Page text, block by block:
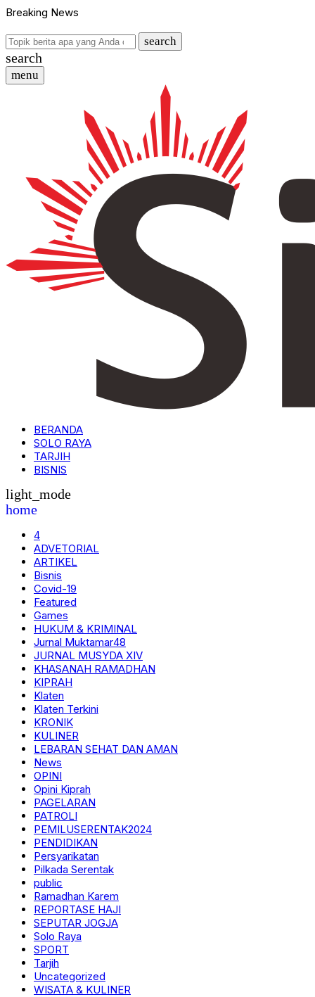
Breaking News
search
search
menu
BERANDA
SOLO RAYA
TARJIH
BISNIS
light_mode
home
4
ADVETORIAL
ARTIKEL
Bisnis
Covid-19
Featured
Games
HUKUM & KRIMINAL
Jurnal Muktamar48
JURNAL MUSYDA XIV
KHASANAH RAMADHAN
KIPRAH
Klaten
Klaten Terkini
KRONIK
KULINER
LEBARAN SEHAT DAN AMAN
News
OPINI
Opini Kiprah
PAGELARAN
PATROLI
PEMILUSERENTAK2024
PENDIDIKAN
Persyarikatan
Pilkada Serentak
public
Ramadhan Karem
REPORTASE HAJI
SEPUTAR JOGJA
Solo Raya
SPORT
Tarjih
Uncategorized
WISATA & KULINER